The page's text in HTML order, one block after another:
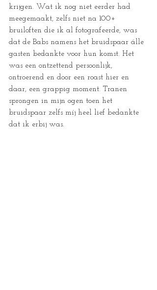
krijgen. Wat ik nog niet eerder had
meegemaakt, zelfs niet na 100+
bruiloften die ik al fotografeerde, was
dat de Babs namens het bruidspaar álle
gasten bedankte voor hun komst. Het
was een ontzettend persoonlijk,
ontroerend en door een roast hier en
daar, een grappig moment. Tranen
sprongen in mijn ogen toen het
bruidspaar zelfs míj heel lief bedankte
dat ik erbij was.